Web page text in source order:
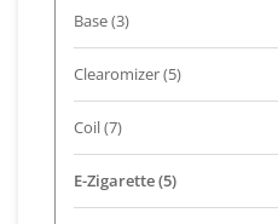
Base(3)
Clearomizer(5)
Coil(7)
E-Zigarette(5)